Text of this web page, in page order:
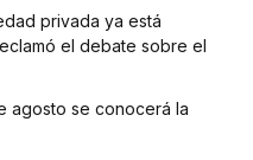
privada ya está
el debate sobre el
agosto se conocerá la